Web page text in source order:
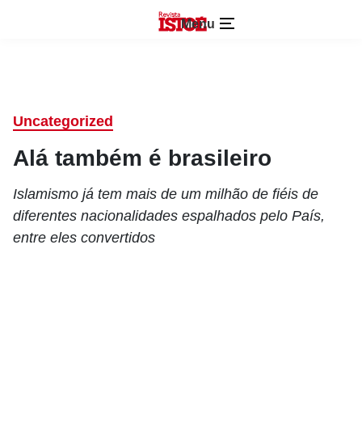
Menu
Uncategorized
Alá também é brasileiro
Islamismo já tem mais de um milhão de fiéis de
diferentes nacionalidades espalhados pelo País,
entre eles convertidos